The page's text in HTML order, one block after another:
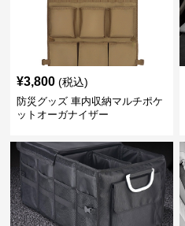
¥3,800 (税込)
防災グッズ 車内収納マルチポケ
ットオーガナイザー